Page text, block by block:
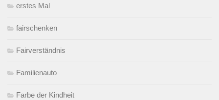
erstes Mal
fairschenken
Fairverständnis
Familienauto
Farbe der Kindheit